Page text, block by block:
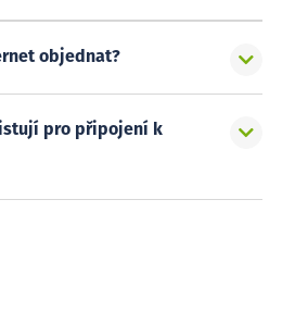
objednat?
pro připojení k